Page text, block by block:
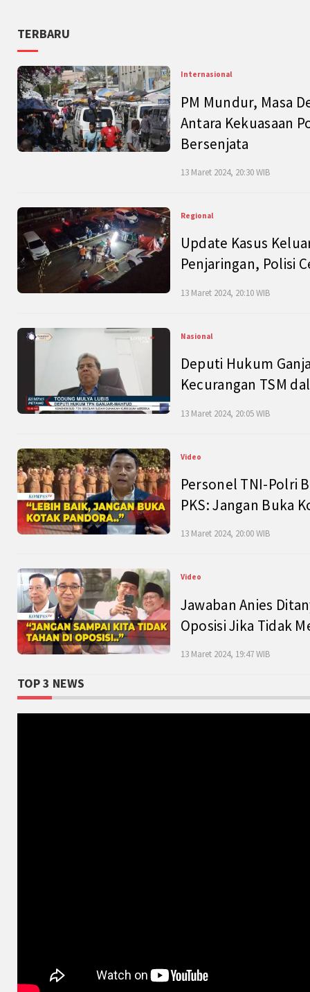
TERBARU
Internasional
PM Mundur, Masa
Antara Kekuasaan
Bersenjata
13 Maret 2024, 20:30 WIB
Regional
Update Kasus
Penjaringan, Polisi
13 Maret 2024, 20:10 WIB
Nasional
Deputi Hukum
Kecurangan TSM
13 Maret 2024, 20:05 WIB
Video
Personel TNI-Polri
PKS: Jangan Buka
13 Maret 2024, 20:00 WIB
Video
Jawaban Anies
Oposisi Jika Tidak
13 Maret 2024, 19:47 WIB
TOP 3 NEWS